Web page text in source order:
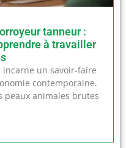
tanneur :
à travailler
un savoir-faire
contemporaine.
peaux animales brutes